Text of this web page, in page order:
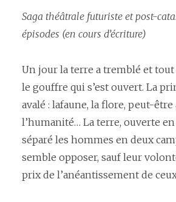
Saga théâtrale futuriste et post-
épisodes (en cours d’écriture)
Un jour la terre a tremblé et tout
le gouffre qui s’est ouvert. La
avalé : lafaune, la flore, peut-être
l’humanité… La terre, ouverte
séparé les hommes en deux
semble opposer, sauf leur
prix de l’anéantissement de ceux